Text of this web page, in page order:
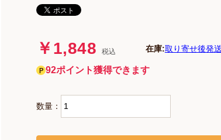
￥1,848 税込 在庫:取り寄せ後発
92ポイント獲得できます
数量：